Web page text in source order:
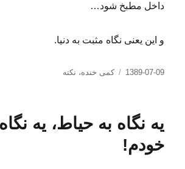
داخل مطبخ شود…
و این یعنی نگاه مثبت به دنیا.
ارسال
1389-07-09 دسته‌ها
کمی خنده، نکته
یه نگاه به حیاط، یه
خودم!